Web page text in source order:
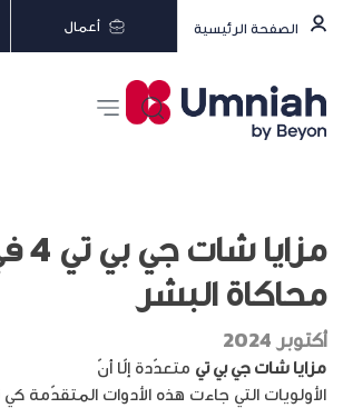
الصفحة الرئيسية أعمال
محاكاة البشر
أكتوبر 2024
مزايا شات جي بي تي متعدّدة إلّا أنّ
الأولويات التي جاءت هذه الأدوات المتقدّمة